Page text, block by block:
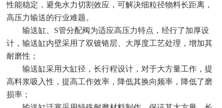
性能稳定，避免水力切割效应，可解决细粒径物料长距离，
高压力输送的行业难题。
输送缸、S管分配阀为适应高压力特点，经行了加厚设
计，输送缸内壁采用了双镀铬层、大厚度工艺处理，增加其
耐磨性；
输送缸采用大缸径，长行程设计，对于大方量工作，提
高料浆吸入性，提高工作效率，降低其换向频率，降低了磨
损率；